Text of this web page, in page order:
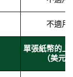
不適用
單張紙幣的上
（美元）